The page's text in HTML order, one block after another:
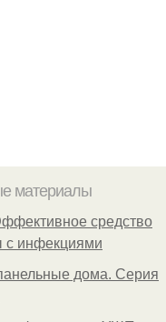
материалы
средство
с инфекциями
дома. Серия